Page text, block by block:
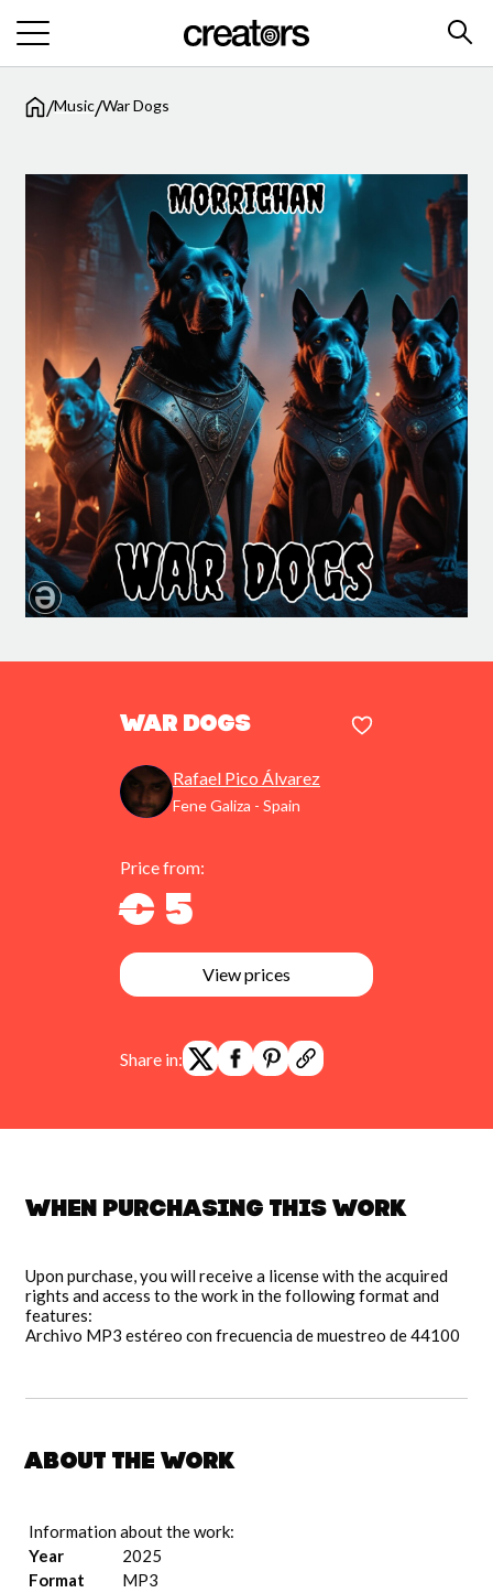
/Music/War Dogs
War Dogs
Rafael Pico Álvarez
Fene Galiza - Spain
Price from:
€ 5
View prices
Share in:
When purchasing this work
Upon purchase, you will receive a license with the acquired
rights and access to the work in the following format and
features:
Archivo MP3 estéreo con frecuencia de muestreo de 44100
About the work
Information about the work:
Year
2025
Format
MP3